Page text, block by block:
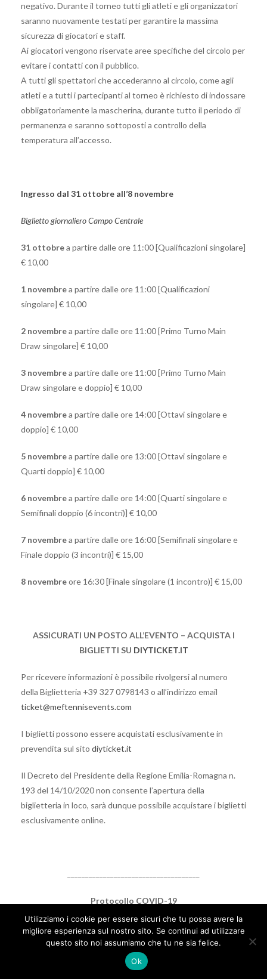
negativo. Durante il torneo tutti gli atleti e gli organizzatori
saranno nuovamente testati per garantire la massima
sicurezza di giocatori e staff.
Ai giocatori vengono riservate aree specifiche del circolo per
evitare i contatti con il pubblico.
A tutti gli spettatori che accederanno al circolo, come agli
atleti e a tutti i partecipanti al torneo è richiesto di indossare
obbligatoriamente la mascherina, durante tutto il periodo di
permanenza e saranno sottoposti a controllo della
temperatura all’accesso.
Ingresso dal 31 ottobre all’8 novembre
Biglietto giornaliero Campo Centrale
31 ottobrea partire dalle ore 11:00 [Qualificazioni singolare]
€ 10,00
1 novembrea partire dalle ore 11:00 [Qualificazioni
singolare] € 10,00
2 novembrea partire dalle ore 11:00 [Primo Turno Main
Draw singolare] € 10,00
3 novembrea partire dalle ore 11:00 [Primo Turno Main
Draw singolare e doppio] € 10,00
4 novembrea partire dalle ore 14:00 [Ottavi singolare e
doppio] € 10,00
5 novembrea partire dalle ore 13:00 [Ottavi singolare e
Quarti doppio] € 10,00
6 novembrea partire dalle ore 14:00 [Quarti singolare e
Semifinali doppio (6 incontri)] € 10,00
7 novembrea partire dalle ore 16:00 [Semifinali singolare e
Finale doppio (3 incontri)] € 15,00
8 novembreore 16:30 [Finale singolare (1 incontro)] € 15,00
ASSICURATI UN POSTO ALL’EVENTO – ACQUISTA I
BIGLIETTI SU DIYTICKET.IT
Per ricevere informazioni è possibile rivolgersi al numero
della Biglietteria +39 327 0798143 o all’indirizzo email
ticket@meftennisevents.com
I biglietti possono essere acquistati esclusivamente in
prevendita sul sito diyticket.it
Il Decreto del Presidente della Regione Emilia-Romagna n.
193 del 14/10/2020 non consente l’apertura della
biglietteria in loco, sarà dunque possibile acquistare i biglietti
esclusivamente online.
Protocollo COVID-19
Si informa la gentile clientela che il giorno dell’evento
bisogna presentarsi all’ingresso con l’autocertificazione che
Utilizziamo i cookie per essere sicuri che tu possa avere la
migliore esperienza sul nostro sito. Se continui ad utilizzare
questo sito noi assumiamo che tu ne sia felice.
Ok